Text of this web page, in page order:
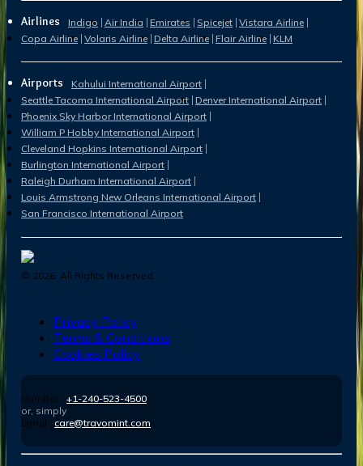
Airlines Indigo Air India Emirates Spicejet Vistara Airline
Copa Airline Volaris Airline Delta Airline Flair Airline KLM
Airports
Kahului International Airport
Seattle Tacoma International Airport Denver International Airport
Phoenix Sky Harbor International Airport
William P Hobby International Airport
Cleveland Hopkins International Airport
Burlington International Airport
Raleigh Durham International Airport
Louis Armstrong New Orleans International Airport
San Francisco International Airport
© 2026 . All Rights Reserved.
Privacy Policy
Terms & Conditions
Cookies Policy
Number : +1-240-523-4500
or, simply
Email : care@travomint.com